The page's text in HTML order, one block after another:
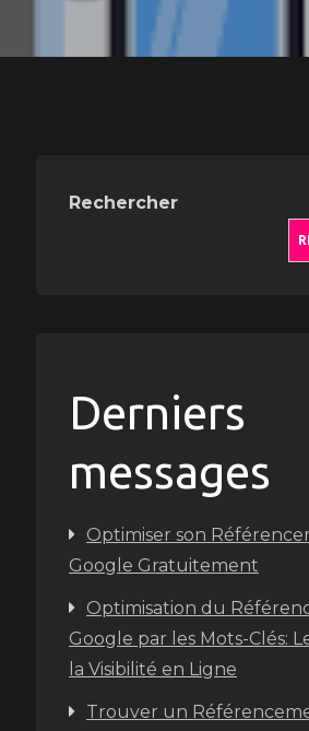
Rechercher
Derniers
messages
Optimiser son
Google Gratuitement
Optimisation du
Google par les Mots-Clés:
la Visibilité en Ligne
Trouver un